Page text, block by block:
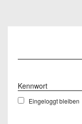
Kennwort
Eingeloggt bleiben